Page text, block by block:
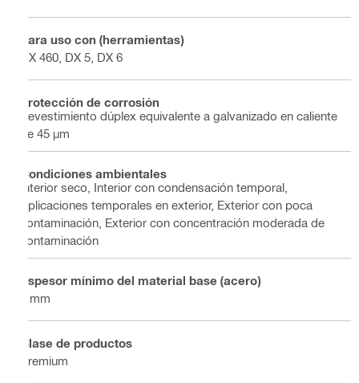
Para uso con (herramientas)
DX 460, DX 5, DX 6
Protección de corrosión
Revestimiento dúplex equivalente a galvanizado en caliente
de 45 µm
Condiciones ambientales
Interior seco, Interior con condensación temporal,
Aplicaciones temporales en exterior, Exterior con poca
contaminación, Exterior con concentración moderada de
contaminación
Espesor mínimo del material base (acero)
4 mm
Clase de productos
Premium